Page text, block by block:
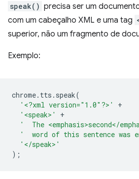
speak() precisa ser um
com um cabeçalho XML e uma tag
superior, não um fragmento de
Exemplo:
chrome. tts . speak(
'<?xml version="1.0"?>'
+
'<speak>'
+
'  The <emphasis>second</
'  word of this sentence was
'</speak>'
);